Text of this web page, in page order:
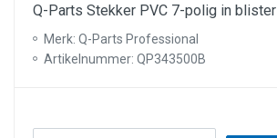
Q-Parts Stekker PVC 7-polig in blister
Merk: Q-Parts Professional
Artikelnummer: QP343500B